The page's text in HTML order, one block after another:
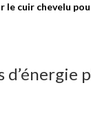
le cuir chevelu
d’énergie